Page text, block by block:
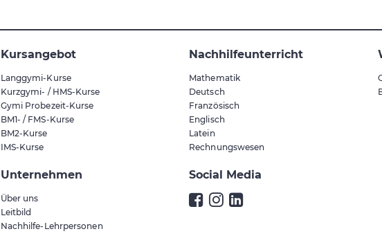
Kursangebot
Langgymi-Kurse
Kurzgymi- / HMS-Kurse
Gymi Probezeit-Kurse
BM1- / FMS-Kurse
BM2-Kurse
IMS-Kurse
Nachhilfeunterricht
Mathematik
Deutsch
Französisch
Englisch
Latein
Rechnungswesen
Unternehmen
Über uns
Leitbild
Nachhilfe-Lehrpersonen
Social Media